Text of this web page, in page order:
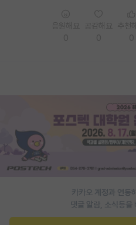
임용 후기 게시판
PI 전용 게시판
인문사회 계열 게시판
특수/전문대학원 게시판
반도체/AI 게시판
카카오 계정과 연동
댓글 알람, 소식등을